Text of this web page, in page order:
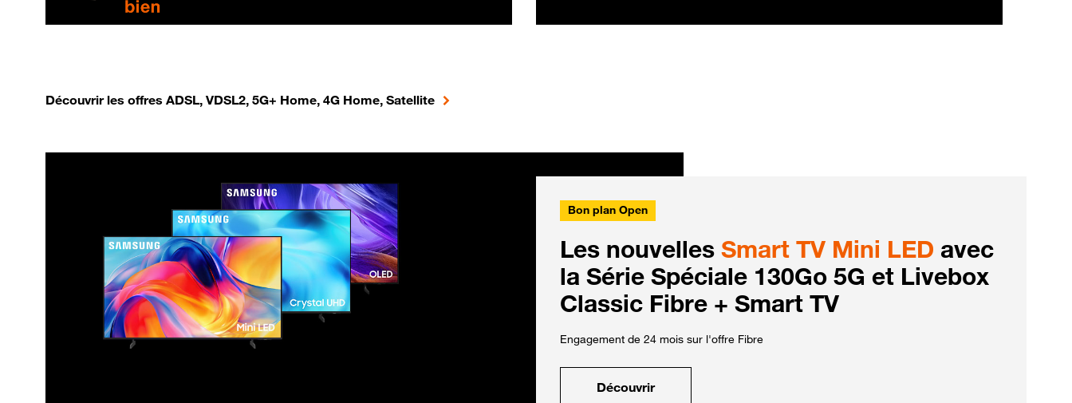
Découvrir les offres ADSL, VDSL2, 5G+ Home, 4G Home, Satellite
Bon plan Open
Les nouvelles Smart TV Mini LED avec
la Série Spéciale 130Go 5G et Livebox
Classic Fibre + Smart TV
Engagement de 24 mois sur l'offre Fibre
Découvrir